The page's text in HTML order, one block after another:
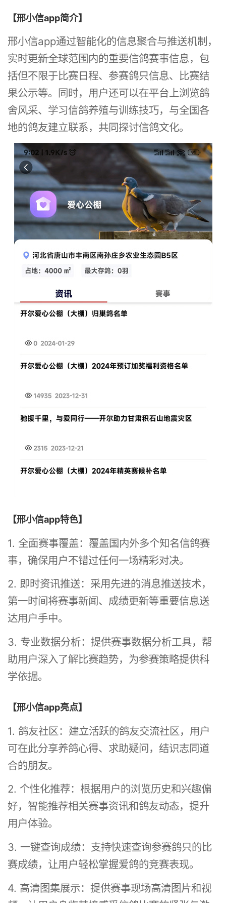
【邢小信app简介】
邢小信app通过智能化的信息聚合与推送机制，
实时更新全球范围内的重要信鸽赛事信息，包
括但不限于比赛日程、参赛鸽只信息、比赛结
果公示等。同时，用户还可以在平台上浏览鸽
舍风采、学习信鸽养殖与训练技巧，与全国各
地的鸽友建立联系，共同探讨信鸽文化。
【邢小信app特色】
1. 全面赛事覆盖：覆盖国内外多个知名信鸽赛
事，确保用户不错过任何一场精彩对决。
2. 即时资讯推送：采用先进的消息推送技术，
第一时间将赛事新闻、成绩更新等重要信息送
达用户手中。
3. 专业数据分析：提供赛事数据分析工具，帮
助用户深入了解比赛趋势，为参赛策略提供科
学依据。
【邢小信app亮点】
1. 鸽友社区：建立活跃的鸽友交流社区，用户
可在此分享养鸽心得、求助疑问，结识志同道
合的朋友。
2. 个性化推荐：根据用户的浏览历史和兴趣偏
好，智能推荐相关赛事资讯和鸽友动态，提升
用户体验。
3. 一键查询成绩：支持快速查询参赛鸽只的比
赛成绩，让用户轻松掌握爱鸽的竞赛表现。
4. 高清图集展示：提供赛事现场高清图片和视